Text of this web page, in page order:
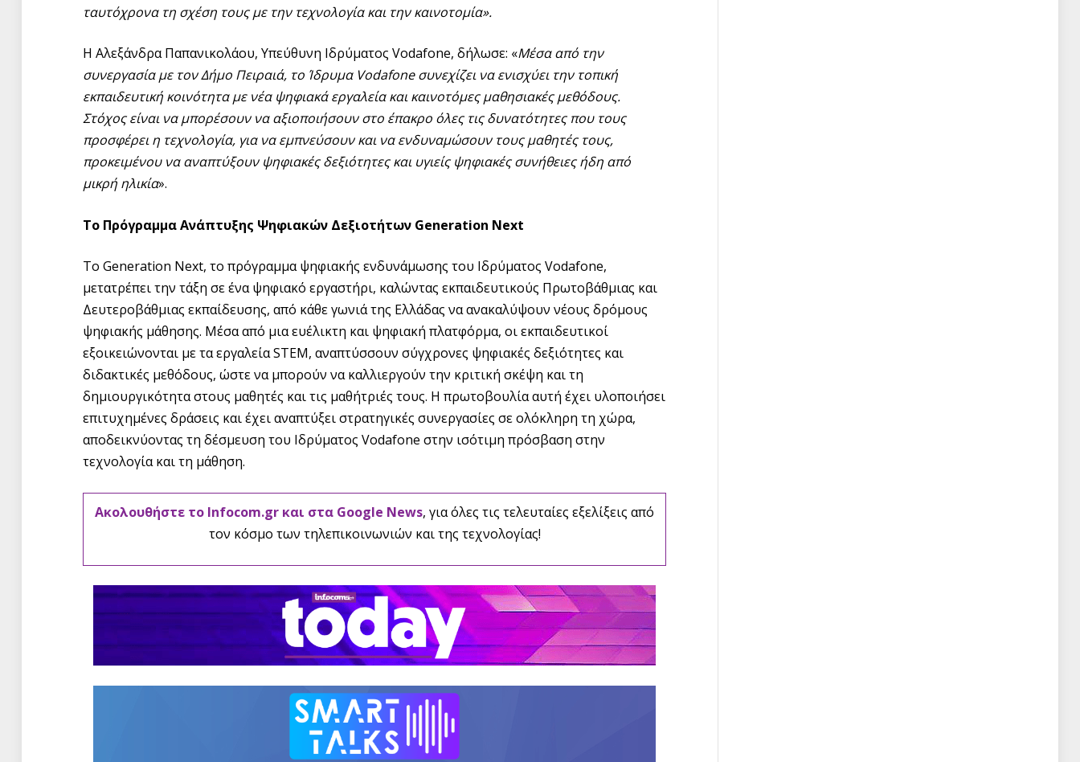
ταυτόχρονα τη σχέση τους με την τεχνολογία και την καινοτομία».
Η Αλεξάνδρα Παπανικολάου, Υπεύθυνη Ιδρύματος Vodafone, δήλωσε: «Μέσα από την
συνεργασία με τον Δήμο Πειραιά, το Ίδρυμα Vodafone συνεχίζει να ενισχύει την τοπική
εκπαιδευτική κοινότητα με νέα ψηφιακά εργαλεία και καινοτόμες μαθησιακές μεθόδους.
Στόχος είναι να μπορέσουν να αξιοποιήσουν στο έπακρο όλες τις δυνατότητες που τους
προσφέρει η τεχνολογία, για να εμπνεύσουν και να ενδυναμώσουν τους μαθητές τους,
προκειμένου να αναπτύξουν ψηφιακές δεξιότητες και υγιείς ψηφιακές συνήθειες ήδη από
μικρή ηλικία».
Το Πρόγραμμα Ανάπτυξης Ψηφιακών Δεξιοτήτων Generation Next
To Generation Next, το πρόγραμμα ψηφιακής ενδυνάμωσης του Ιδρύματος Vodafone,
μετατρέπει την τάξη σε ένα ψηφιακό εργαστήρι, καλώντας εκπαιδευτικούς Πρωτοβάθμιας και
Δευτεροβάθμιας εκπαίδευσης, από κάθε γωνιά της Ελλάδας να ανακαλύψουν νέους δρόμους
ψηφιακής μάθησης. Μέσα από μια ευέλικτη και ψηφιακή πλατφόρμα, οι εκπαιδευτικοί
εξοικειώνονται με τα εργαλεία STEM, αναπτύσσουν σύγχρονες ψηφιακές δεξιότητες και
διδακτικές μεθόδους, ώστε να μπορούν να καλλιεργούν την κριτική σκέψη και τη
δημιουργικότητα στους μαθητές και τις μαθήτριές τους. Η πρωτοβουλία αυτή έχει υλοποιήσει
επιτυχημένες δράσεις και έχει αναπτύξει στρατηγικές συνεργασίες σε ολόκληρη τη χώρα,
αποδεικνύοντας τη δέσμευση του Ιδρύματος Vodafone στην ισότιμη πρόσβαση στην
τεχνολογία και τη μάθηση.
Ακολουθήστε το Infocom.gr και στα Google News, για όλες τις τελευταίες εξελίξεις από
τον κόσμο των τηλεπικοινωνιών και της τεχνολογίας!